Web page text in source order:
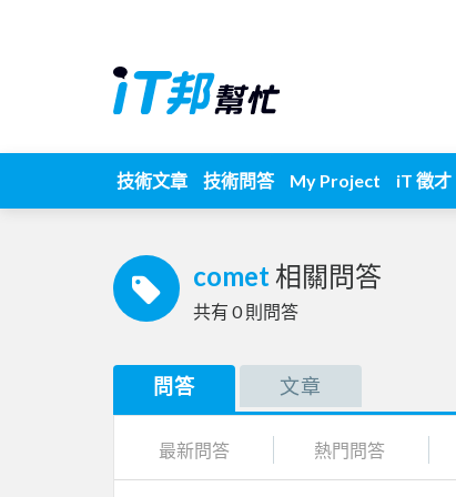
技術文章 技術問答 My Project iT 徵才
comet 相關問答
共有 0則問答
問答 文章
最新問答 熱門問答